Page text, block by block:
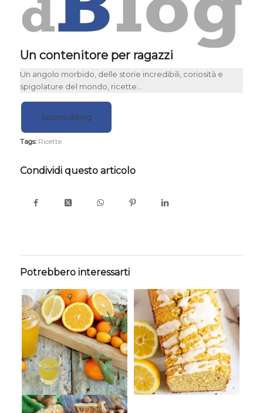
Un contenitore per ragazzi
Un angolo morbido, delle storie incredibili, coriosità e
spigolature del mondo, ricette…
Scopri dBlog
Tags: Ricette
Condividi questo articolo
Potrebbero interessarti